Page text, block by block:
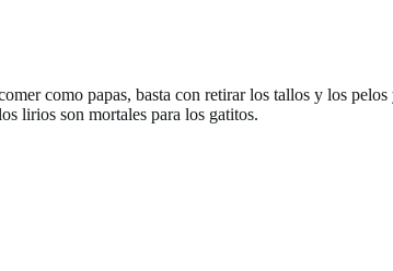
como papas, basta con retirar los tallos y los pelos
lirios son mortales para los gatitos.